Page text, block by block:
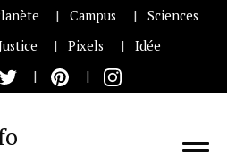
Campus
Sciences
Pixels Idée